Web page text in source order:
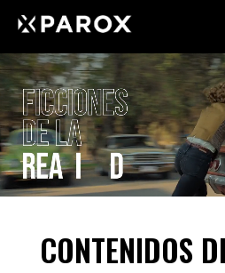
CONTENIDOS